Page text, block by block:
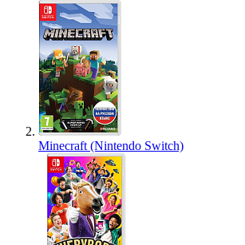
Minecraft (Nintendo Switch)